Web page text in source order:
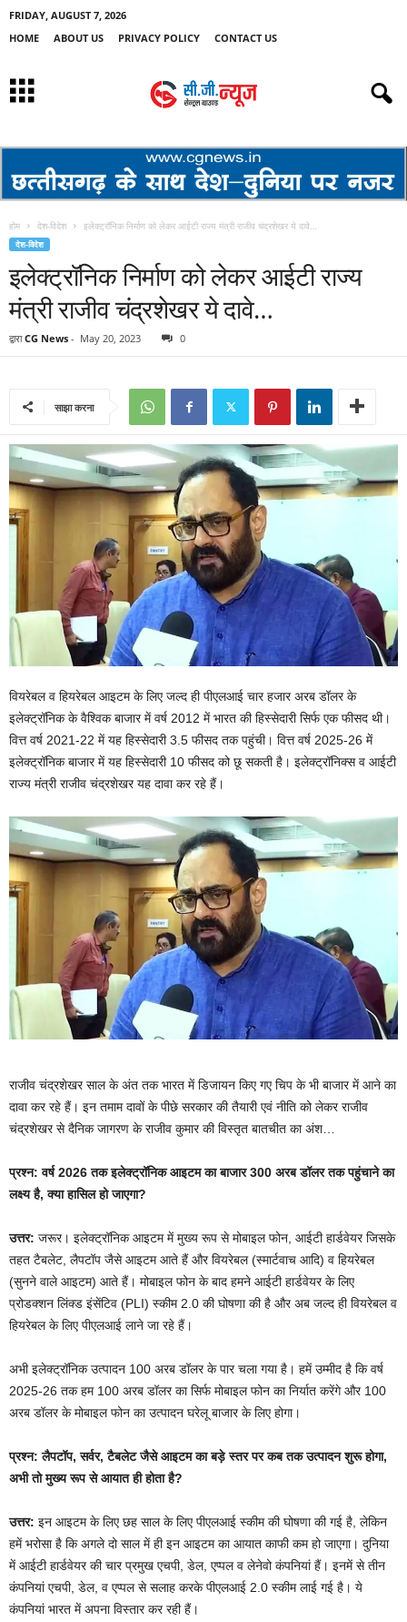
FRIDAY, AUGUST 7, 2026
HOME
ABOUT US PRIVACY POLICY CONTACT US
होम देश-विदेश इलेक्ट्रॉनिक निर्माण को लेकर आईटी राज्य मंत्री राजीव चंद्रशेखर ये दावे…
देश-विदेश
इलेक्ट्रॉनिक निर्माण को लेकर आईटी राज्य
मंत्री राजीव चंद्रशेखर ये दावे…
द्वारा CG News - May 20, 2023 0
साझा करना
वियरेबल व हियरेबल आइटम के लिए जल्द ही पीएलआई चार हजार अरब डॉलर के
इलेक्ट्रॉनिक के वैश्विक बाजार में वर्ष 2012 में भारत की हिस्सेदारी सिर्फ एक फीसद थी।
वित्त वर्ष 2021-22 में यह हिस्सेदारी 3.5 फीसद तक पहुंची। वित्त वर्ष 2025-26 में
इलेक्ट्रॉनिक बाजार में यह हिस्सेदारी 10 फीसद को छू सकती है। इलेक्ट्रॉनिक्स व आईटी
राज्य मंत्री राजीव चंद्रशेखर यह दावा कर रहे हैं।
राजीव चंद्रशेखर साल के अंत तक भारत में डिजायन किए गए चिप के भी बाजार में आने का
दावा कर रहे हैं। इन तमाम दावों के पीछे सरकार की तैयारी एवं नीति को लेकर राजीव
चंद्रशेखर से दैनिक जागरण के राजीव कुमार की विस्तृत बातचीत का अंश…
प्रश्न: वर्ष 2026 तक इलेक्ट्रॉनिक आइटम का बाजार 300 अरब डॉलर तक पहुंचाने का
लक्ष्य है, क्या हासिल हो जाएगा?
उत्तर: जरूर। इलेक्ट्रॉनिक आइटम में मुख्य रूप से मोबाइल फोन, आईटी हार्डवेयर जिसके
तहत टैबलेट, लैपटॉप जैसे आइटम आते हैं और वियरेबल (स्मार्टवाच आदि) व हियरेबल
(सुनने वाले आइटम) आते हैं। मोबाइल फोन के बाद हमने आईटी हार्डवेयर के लिए
प्रोडक्शन लिंक्ड इंसेंटिव (PLI) स्कीम 2.0 की घोषणा की है और अब जल्द ही वियरेबल व
हियरेबल के लिए पीएलआई लाने जा रहे हैं।
अभी इलेक्ट्रॉनिक उत्पादन 100 अरब डॉलर के पार चला गया है। हमें उम्मीद है कि वर्ष
2025-26 तक हम 100 अरब डॉलर का सिर्फ मोबाइल फोन का निर्यात करेंगे और 100
अरब डॉलर के मोबाइल फोन का उत्पादन घरेलू बाजार के लिए होगा।
प्रश्न: लैपटॉप, सर्वर, टैबलेट जैसे आइटम का बड़े स्तर पर कब तक उत्पादन शुरू होगा,
अभी तो मुख्य रूप से आयात ही होता है?
उत्तर: इन आइटम के लिए छह साल के लिए पीएलआई स्कीम की घोषणा की गई है, लेकिन
हमें भरोसा है कि अगले दो साल में ही इन आइटम का आयात काफी कम हो जाएगा। दुनिया
में आईटी हार्डवेयर की चार प्रमुख एचपी, डेल, एप्पल व लेनेवो कंपनियां हैं। इनमें से तीन
कंपनियां एचपी, डेल, व एप्पल से सलाह करके पीएलआई 2.0 स्कीम लाई गई है। ये
कंपनियां भारत में अपना विस्तार कर रही हैं।